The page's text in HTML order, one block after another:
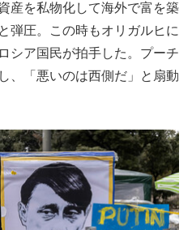
産を私物化して海外で富を築
弾圧。この時もオリガルヒに
シア国民が拍手した。プーチ
、「悪いのは西側だ」と扇動